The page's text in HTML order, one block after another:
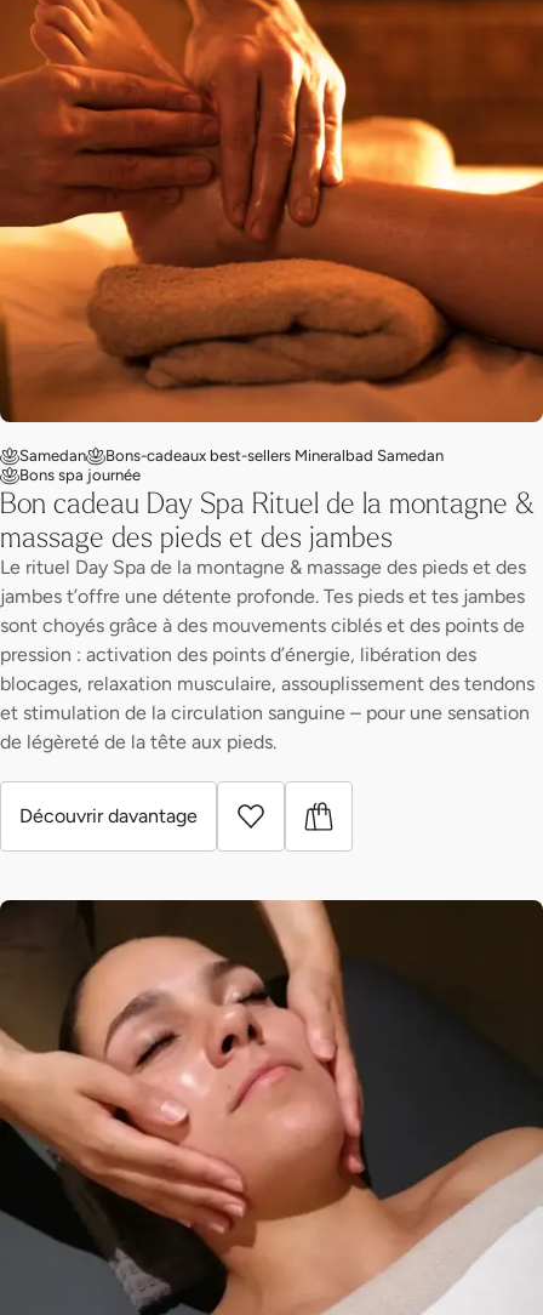
Samedan
Bons-cadeaux best-sellers Mineralbad Samedan
Bons spa journée
Bon cadeau Day Spa Rituel de la montagne &
massage des pieds et des jambes
Le rituel Day Spa de la montagne & massage des pieds et des
jambes t’offre une détente profonde. Tes pieds et tes jambes
sont choyés grâce à des mouvements ciblés et des points de
pression : activation des points d’énergie, libération des
blocages, relaxation musculaire, assouplissement des tendons
et stimulation de la circulation sanguine – pour une sensation
de légèreté de la tête aux pieds.
Découvrir davantage